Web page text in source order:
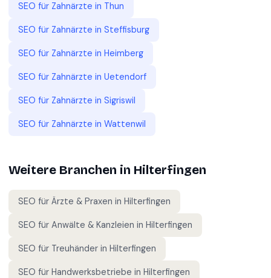
SEO für Zahnärzte in Thun
SEO für Zahnärzte in Steffisburg
SEO für Zahnärzte in Heimberg
SEO für Zahnärzte in Uetendorf
SEO für Zahnärzte in Sigriswil
SEO für Zahnärzte in Wattenwil
Weitere Branchen in Hilterfingen
SEO für Ärzte & Praxen in Hilterfingen
SEO für Anwälte & Kanzleien in Hilterfingen
SEO für Treuhänder in Hilterfingen
SEO für Handwerksbetriebe in Hilterfingen